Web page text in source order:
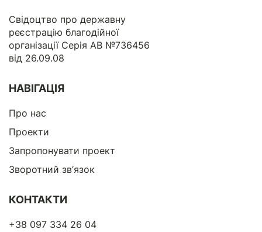
Свідоцтво про державну
реєстрацію благодійної
організації Серія АВ №736456
від 26.09.08
НАВІГАЦІЯ
Про нас
Проекти
Запропонувати проект
Зворотний зв’язок
КОНТАКТИ
+38 097 334 26 04